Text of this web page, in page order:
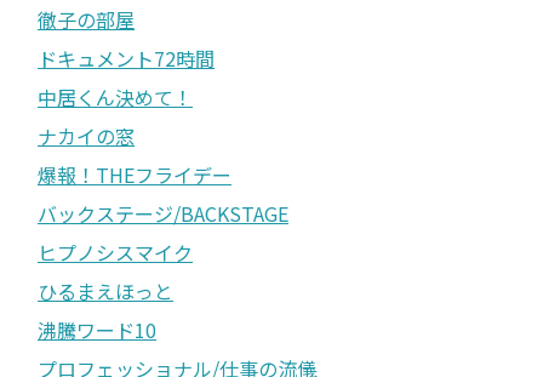
徹子の部屋
ドキュメント72時間
中居くん決めて！
ナカイの窓
爆報！THEフライデー
バックステージ/BACKSTAGE
ヒプノシスマイク
ひるまえほっと
沸騰ワード10
プロフェッショナル/仕事の流儀